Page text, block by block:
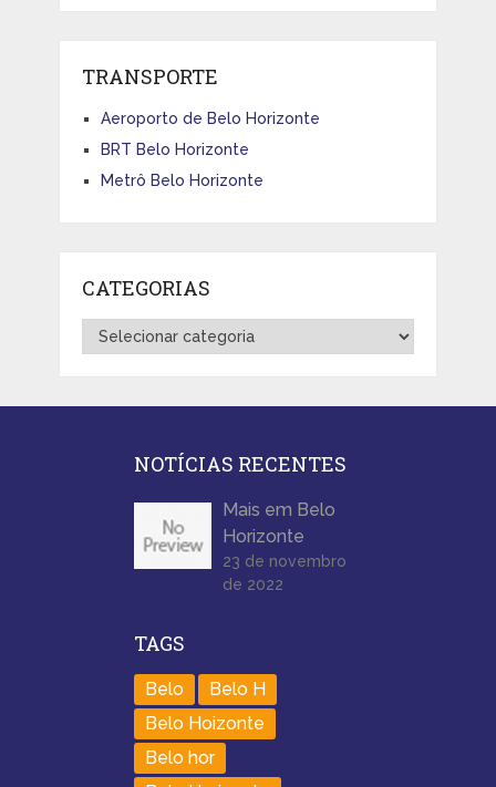
TRANSPORTE
Aeroporto de Belo Horizonte
BRT Belo Horizonte
Metrô Belo Horizonte
CATEGORIAS
Categorias
NOTÍCIAS RECENTES
Mais em Belo
Horizonte
23 de novembro
de 2022
TAGS
Belo
Belo H
Belo Hoizonte
Belo hor